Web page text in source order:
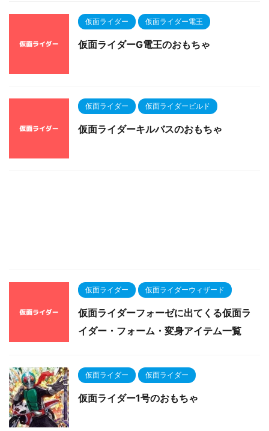
仮面ライダー 仮面ライダー電王
仮面ライダーG電王のおもちゃ
仮面ライダー 仮面ライダービルド
仮面ライダーキルバスのおもちゃ
仮面ライダー 仮面ライダーウィザード
仮面ライダーフォーゼに出てくる仮面ラ
イダー・フォーム・変身アイテム一覧
仮面ライダー 仮面ライダー
仮面ライダー1号のおもちゃ